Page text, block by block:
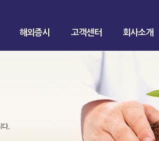
해외증시 고객센터 회사소개